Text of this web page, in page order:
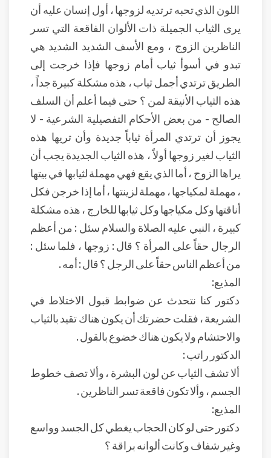
اللون الذي تحبه ترتديه لزوجها ، أول إنسان عليه أن
يرى الثياب الجميلة ذات الألوان الفاقعة التي تسر
الناظرين الزوج ، ومع الأسف الشديد الشديد هي
تبدو في أسوأ ثياب أمام زوجها فإذا خرجت إلى
الطريق ترتدي أجمل ثياب ، هذه مشكلة كبيرة جداً ،
هذه الثياب الأنيقة لمن ؟ حتى فيما أعلم أن السلف
الصالح - من بعض الأحكام التفصيلية الشرعية - لا
يجوز أن ترتدي المرأة ثياباً جديدة وأن تريها هذه
الثياب لغير زوجها أولاً ، هذه الثياب الجديدة يجب أن
يراها الزوج ، أما الذي يقع فهي مهملة لثيابها في بيتها
، مهملة لمكياجها ، مهملة لزينتها ، أما إذا خرجن فكل
أناقتها وكل مكياجها وكل ثيابها للخارج ، هذه مشكلة
كبيرة ، النبي عليه الصلاة والسلام سئل : من أعظم
الرجال حقاً على المرأة ؟ قال : زوجها ، فلما سئل :
من أعظم الناس حقاً على الرجل ؟ قال : أمه .
المذيع:
دكتور كنا نتحدث عن ضوابط قبول الاختلاط في
الشريعة ، فقلت حضرتك أن يكون هناك تقيد بالثياب
والاحتشام ولا يكون هناك خضوع بالقول .
الدكتور راتب :
ألا تشف الثياب عن لون البشرة ، وألا تصف خطوط
الجسم ، وألا تكون فاقعة تسر الناظرين .
المذيع:
دكتور حتى لو كان الحجاب يغطي كل الجسد وواسع
وغير شفاف وكانت ألوانه براقة ؟